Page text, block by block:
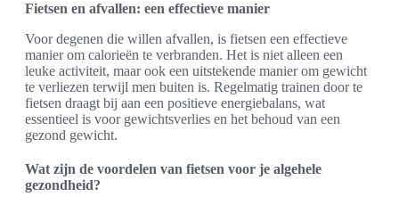
Fietsen en afvallen: een effectieve manier
Voor degenen die willen afvallen, is fietsen een effectieve
manier om calorieën te verbranden. Het is niet alleen een
leuke activiteit, maar ook een uitstekende manier om gewicht
te verliezen terwijl men buiten is. Regelmatig trainen door te
fietsen draagt bij aan een positieve energiebalans, wat
essentieel is voor gewichtsverlies en het behoud van een
gezond gewicht.
Wat zijn de voordelen van fietsen voor je algehele
gezondheid?